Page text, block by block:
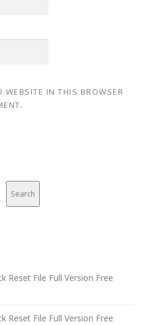
WEBSITE IN THIS BROWSER
Search
Reset File Full Version Free
Reset File Full Version Free